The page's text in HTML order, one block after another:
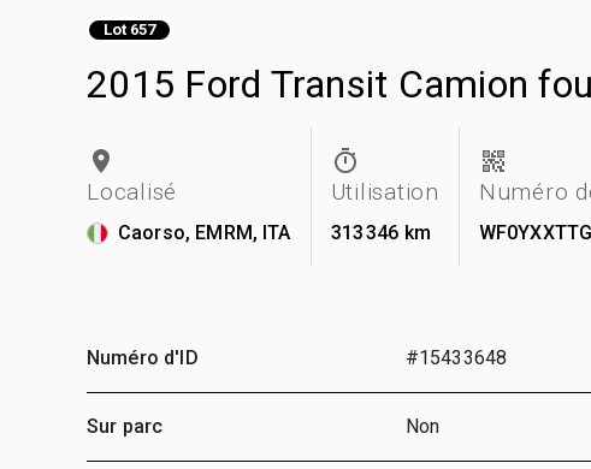
Lot 657
2015 Ford Transit Camion
Localisé
Caorso, EMRM, ITA
Utilisation
313 346 km
Numéro
Numéro d'ID #15433648
Sur parc Non